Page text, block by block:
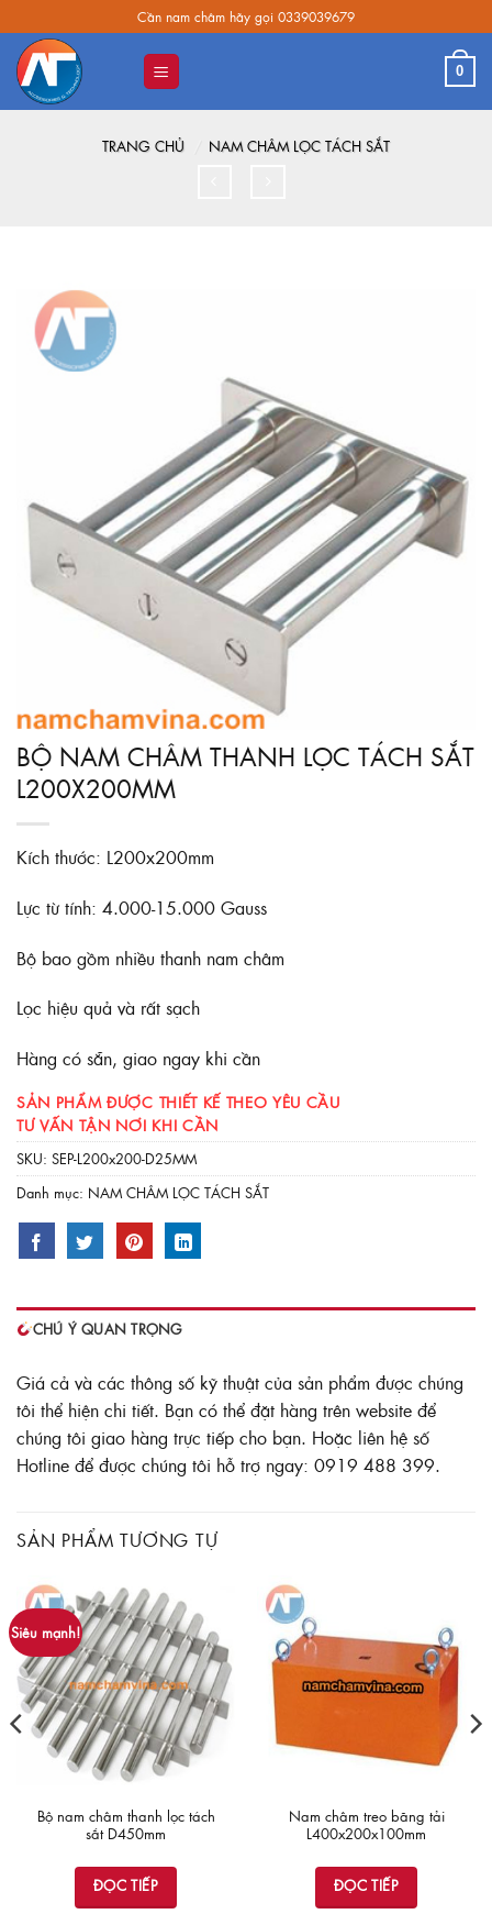
to
content
Cần nam châm hãy gọi 0339039679
0
TRANG CHỦ NAM CHÂM LỌC TÁCH SẮT
BỘ NAM CHÂM THANH LỌC TÁCH SẮT
L200X200MM
Kích thước: L200x200mm
Lực từ tính: 4.000-15.000 Gauss
Bộ bao gồm nhiều thanh nam châm
Lọc hiệu quả và rất sạch
Hàng có sẵn, giao ngay khi cần
SẢN PHẨM ĐƯỢC THIẾT KẾ THEO YÊU CẦU
TƯ VẤN TẬN NƠI KHI CẦN
SKU: SEP-L200x200-D25MM
Danh mục: NAM CHÂM LỌC TÁCH SẮT
CHÚ Ý QUAN TRỌNG
Giá cả và các thông số kỹ thuật của sản phẩm được chúng
tôi thể hiện chi tiết. Bạn có thể đặt hàng trên website để
chúng tôi giao hàng trực tiếp cho bạn. Hoặc liên hệ số
Hotline để được chúng tôi hỗ trợ ngay: 0919 488 399.
SẢN PHẨM TƯƠNG TỰ
Siêu mạnh!
Bộ nam châm thanh lọc tách
sắt D450mm
ĐỌC TIẾP
Nam châm treo băng tải
L400x200x100mm
ĐỌC TIẾP